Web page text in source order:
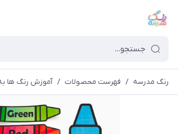
رنگ مدرسه / فهرست محصولات / آموزش رنگ ها